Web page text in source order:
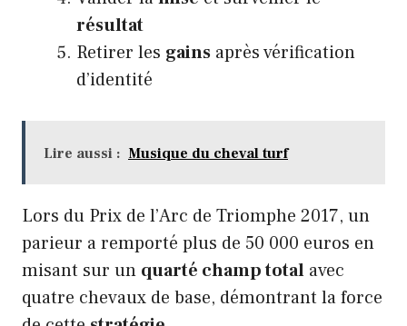
résultat
Retirer les gains après vérification
d’identité
Lire aussi : Musique du cheval turf
Lors du Prix de l’Arc de Triomphe 2017, un
parieur a remporté plus de 50 000 euros en
misant sur un quarté champ total avec
quatre chevaux de base, démontrant la force